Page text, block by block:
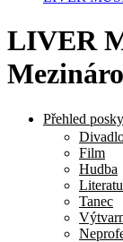
LIVER
Přehled
Film
Hudba
Tanec